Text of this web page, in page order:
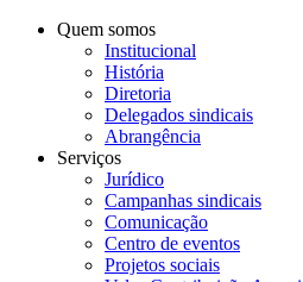
Quem somos
Institucional
História
Diretoria
Delegados sindicais
Abrangência
Serviços
Jurídico
Campanhas sindicais
Comunicação
Centro de eventos
Projetos sociais